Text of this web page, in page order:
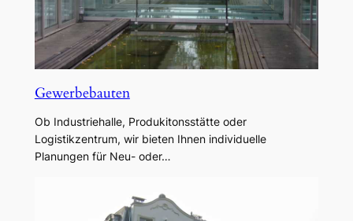
Gewerbebauten
Ob Industriehalle, Produkitonsstätte oder
Logistikzentrum, wir bieten Ihnen individuelle
Planungen für Neu- oder…